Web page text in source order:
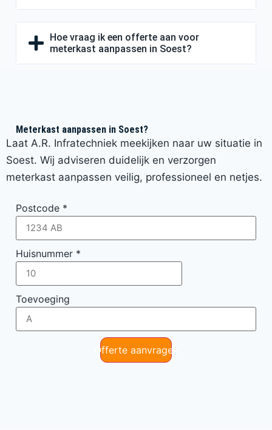
Hoe vraag ik een offerte aan voor
meterkast aanpassen in Soest?
Meterkast aanpassen in Soest?
Laat A.R. Infratechniek meekijken naar uw situatie in
Soest. Wij adviseren duidelijk en verzorgen
meterkast aanpassen veilig, professioneel en netjes.
Postcode *
Huisnummer *
Toevoeging
Offerte aanvragen